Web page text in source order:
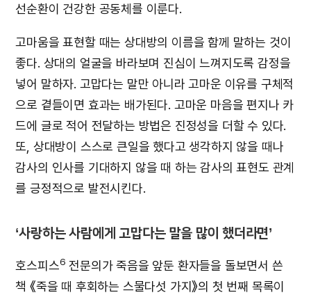
선순환이 건강한 공동체를 이룬다.
고마움을 표현할 때는 상대방의 이름을 함께 말하는 것이
좋다. 상대의 얼굴을 바라보며 진심이 느껴지도록 감정을
넣어 말하자. 고맙다는 말만 아니라 고마운 이유를 구체적
으로 곁들이면 효과는 배가된다. 고마운 마음을 편지나 카
드에 글로 적어 전달하는 방법은 진정성을 더할 수 있다.
또, 상대방이 스스로 큰일을 했다고 생각하지 않을 때나
감사의 인사를 기대하지 않을 때 하는 감사의 표현도 관계
를 긍정적으로 발전시킨다.
‘사랑하는 사람에게 고맙다는 말을 많이 했더라면’
호스피스6 전문의가 죽음을 앞둔 환자들을 돌보면서 쓴
책 《죽을 때 후회하는 스물다섯 가지》의 첫 번째 목록이